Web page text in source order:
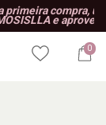
o cupom
0